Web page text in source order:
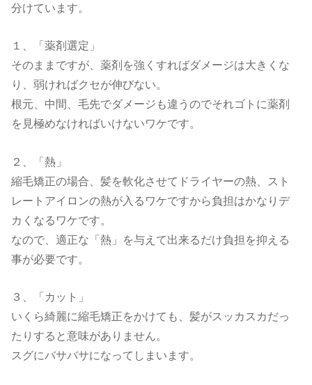
分けています。
１、「薬剤選定」
そのままですが、薬剤を強くすればダメージは大きくな
り、弱ければクセが伸びない。
根元、中間、毛先でダメージも違うのでそれゴトに薬剤
を見極めなければいけないワケです。
２、「熱」
縮毛矯正の場合、髪を軟化させてドライヤーの熱、スト
レートアイロンの熱が入るワケですから負担はかなりデ
カくなるワケです。
なので、適正な「熱」を与えて出来るだけ負担を抑える
事が必要です。
３、「カット」
いくら綺麗に縮毛矯正をかけても、髪がスッカスカだっ
たりすると意味がありません。
スグにバサバサになってしまいます。